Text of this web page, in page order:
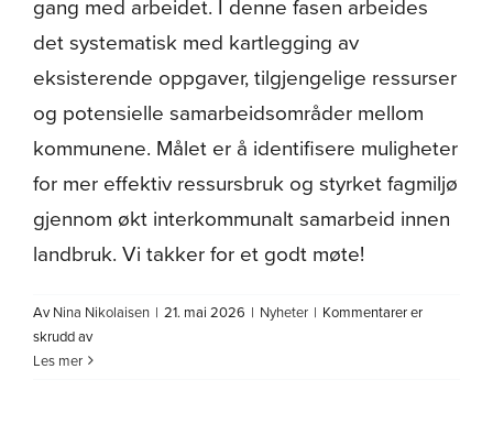
gang med arbeidet. I denne fasen arbeides
det systematisk med kartlegging av
eksisterende oppgaver, tilgjengelige ressurser
og potensielle samarbeidsområder mellom
kommunene. Målet er å identifisere muligheter
for mer effektiv ressursbruk og styrket fagmiljø
gjennom økt interkommunalt samarbeid innen
landbruk. Vi takker for et godt møte!
AvNina Nikolaisen | 21. mai 2026 | Nyheter | Kommentarer er
skrudd avfor
Landbrukssamarbeid
Les mer